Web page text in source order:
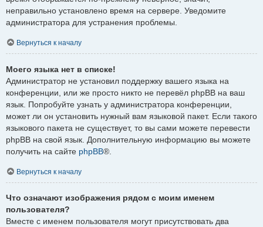
неправильно установлено время на сервере. Уведомите
администратора для устранения проблемы.
Вернуться к началу
Моего языка нет в списке!
Администратор не установил поддержку вашего языка на
конференции, или же просто никто не перевёл phpBB на ваш
язык. Попробуйте узнать у администратора конференции,
может ли он установить нужный вам языковой пакет. Если такого
языкового пакета не существует, то вы сами можете перевести
phpBB на свой язык. Дополнительную информацию вы можете
получить на сайте phpBB®.
Вернуться к началу
Что означают изображения рядом с моим именем
пользователя?
Вместе с именем пользователя могут присутствовать два